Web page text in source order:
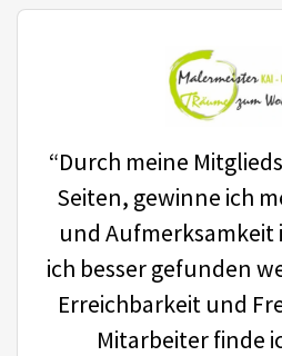
“Durch meine
Seiten, gewinne ich
und
ich besser gefunden
Erreichbarkeit und
Mitarbeiter finde